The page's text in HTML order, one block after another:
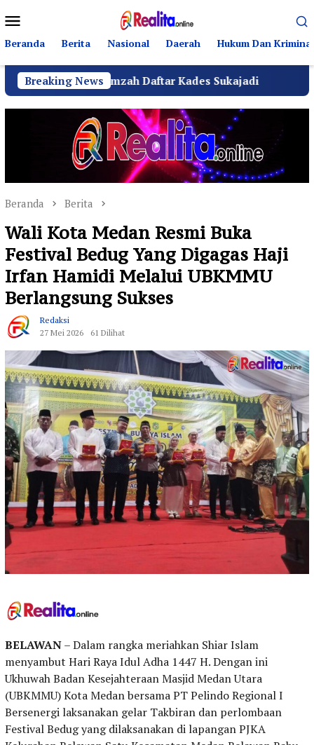
ke
kontenMobile
Beranda Berita Nasional Daerah Hukum Dan Kriminal
Breaking News
Amir Hamzah Daftar Kades Sukajadi Anggota
Beranda Berita
Wali Kota Medan Resmi Buka
Festival Bedug Yang Digagas Haji
Irfan Hamidi Melalui UBKMMU
Berlangsung Sukses
Redaksi
27 Mei 2026
61 Dilihat
BELAWAN– Dalam rangka meriahkan Shiar Islam
menyambut Hari Raya Idul Adha 1447 H. Dengan ini
Ukhuwah Badan Kesejahteraan Masjid Medan Utara
(UBKMMU) Kota Medan bersama PT Pelindo Regional I
Bersenergi laksanakan gelar Takbiran dan perlombaan
Festival Bedug yang dilaksanakan di lapangan PJKA